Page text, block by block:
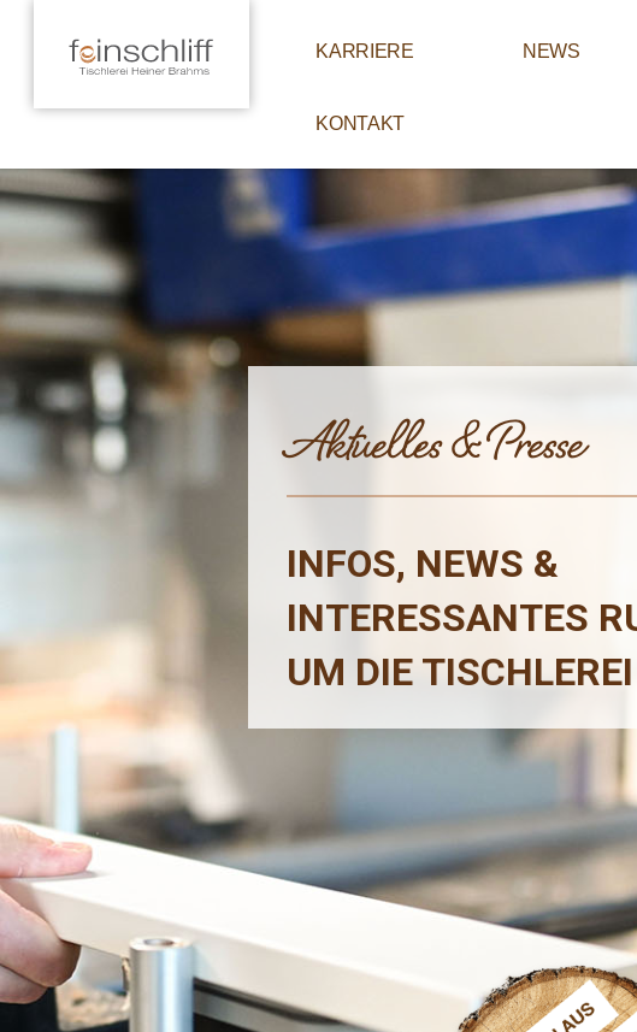
KARRIERE NEWS
KONTAKT
INFOS, NEWS &
INTERESSANTES
UM DIE TISCHLEREI
Aktuelles & Presse